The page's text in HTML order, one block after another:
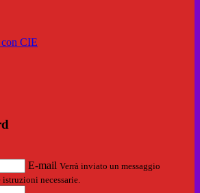
CIE
E-mail Verrà inviato un messaggio
necessarie.